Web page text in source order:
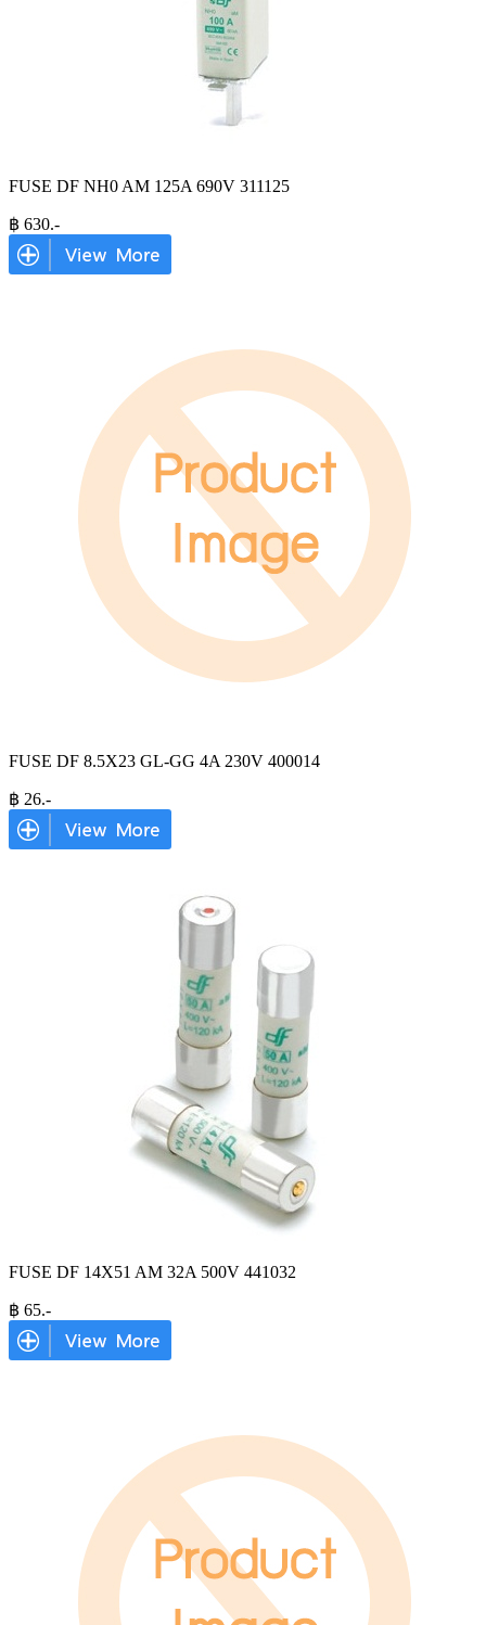
FUSE DF NH0 AM 125A 690V 311125
฿ 630.-
FUSE DF 8.5X23 GL-GG 4A 230V 400014
฿ 26.-
FUSE DF 14X51 AM 32A 500V 441032
฿ 65.-